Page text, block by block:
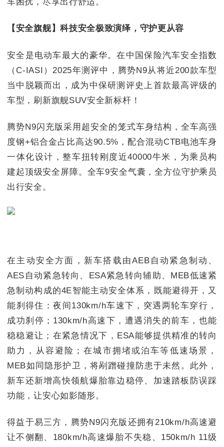
【安全旗舰】科技安全极致演绎，守护更从容
安全是电动车最大的豪华。在中国保险汽车安全指数
（C-IASI）2025年测评中，腾势N9从将近200款车型
当中脱颖而出，成为中保研测评史上首款最高评级的
车型，刷新旗舰SUV安全新标杆！
腾势N9闪充版采用超安全的笼式车身结构，全车高强
度钢+铝合金占比高达90.5%，配合混动CTB电池车身
一体化设计，整车扭转刚度近40000牛米，为乘员构
建起顶级安全屏障。全车9安全气囊，全方位守护乘员
出行安全。
在主动安全方面，新车搭载由AEB自动紧急制动、
AES自动紧急转向、ESA紧急转向辅助、MEB低速紧
急制动构成的4E智能主动安全体系，既能避得开，又
能刹得住：夜间130km/h车速下，突遇两轮车穿行，
成功刹停；130km/h高速下，遭遇消失的前车，也能
稳稳避让；在紧急情况下，ESA能够提供精准的转向
助力，从容避险；在城市拥堵或泊车等低速场景，
MEB如同隐形护卫，将剐蹭碰撞防患于未然。此外，
新车还新增高快领航爆胎靠边稳停、加速踏板防误踩
功能，让安心如影随形。
得益于易三方，腾势N9闪充版还拥有210km/h高速避
让不侧翻、180km/h高速爆胎不失稳、150km/h 11级